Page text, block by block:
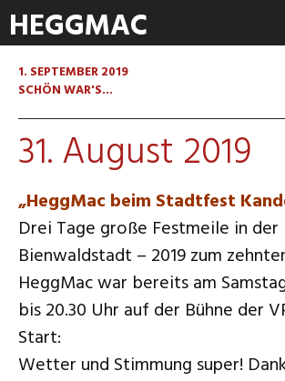
HEGGMAC
1. SEPTEMBER 2019
SCHÖN WAR'S...
31. August 2019
„HeggMac beim Stadtfest
Drei Tage große Festmeile in der
Bienwaldstadt – 2019 zum
HeggMac war bereits am
bis 20.30 Uhr auf der Bühne der
Start:
Wetter und Stimmung super!